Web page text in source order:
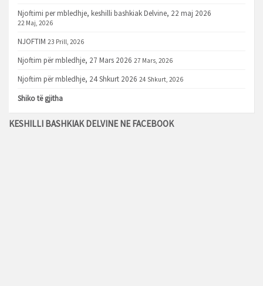
Njoftimi per mbledhje, keshilli bashkiak Delvine, 22 maj 2026
22 Maj, 2026
NJOFTIM 23 Prill, 2026
Njoftim për mbledhje, 27 Mars 2026 27 Mars, 2026
Njoftim për mbledhje, 24 Shkurt 2026 24 Shkurt, 2026
Shiko të gjitha
KESHILLI BASHKIAK DELVINE NE FACEBOOK